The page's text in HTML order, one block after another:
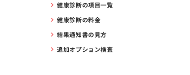
健康診断の項目一覧
健康診断の料金
結果通知書の見方
追加オプション検査